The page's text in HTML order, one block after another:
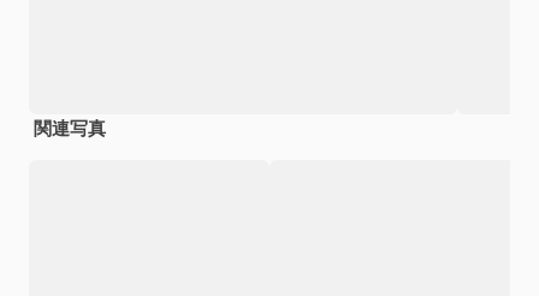
関連写真